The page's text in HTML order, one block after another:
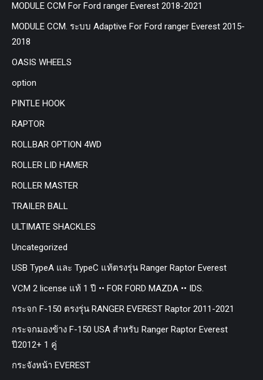
MODULE CCM For Ford ranger Everest 2018-2021
MODULE CCM. ระบบ Adaptive For Ford ranger Everest 2015-
2018
OASIS WHEELS
option
PINTLE HOOK
RAPTOR
ROLLBAR OPTION 4WD
ROLLER LID HAMER
ROLLER MASTER
TRAILER BALL
ULTIMATE SHACKLES
Uncategorized
USB TypeA และ TypeC แท้ตรงรุ่น Ranger Raptor Everest
VCM 2 license แท้ 1 ปี •• FOR FORD MAZDA •• IDS.
กระจก F-150 ตรงรุ่น RANGER EVEREST Raptor 2011-2021
กระจกมองข้าง F-150 USA สำหรับ Ranger Raptor Everest
ปี2012+ 1 คู่
กระจังหน้า EVEREST